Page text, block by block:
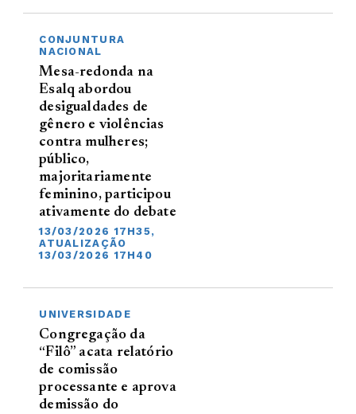
CONJUNTURA
NACIONAL
Mesa-redonda na
Esalq abordou
desigualdades de
gênero e violências
contra mulheres;
público,
majoritariamente
feminino, participou
ativamente do debate
13/03/2026 17H35,
ATUALIZAÇÃO
13/03/2026 17H40
UNIVERSIDADE
Congregação da
“Filô” acata relatório
de comissão
processante e aprova
demissão do